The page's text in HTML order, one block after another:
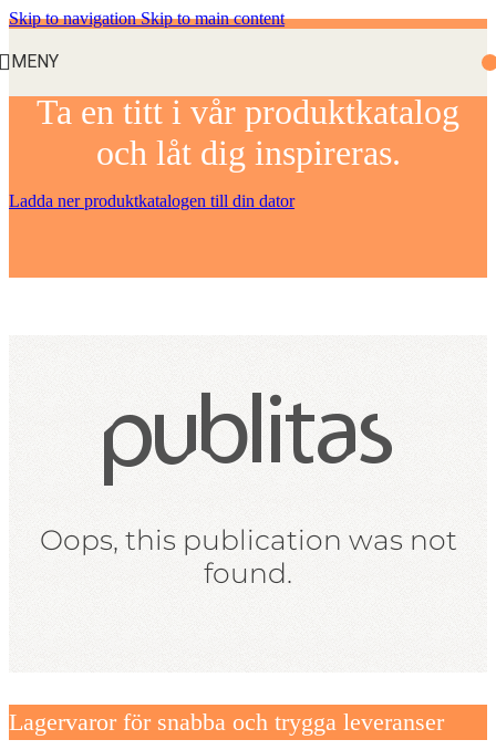
Skip to navigationSkip to main content
MENY
Ta en titt i vår produktkatalog
och låt dig inspireras.
Ladda ner produktkatalogen till din dator
Lagervaror för snabba och trygga leveranser